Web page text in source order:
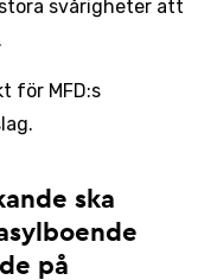
svårigheter att
för MFD:s
ska
på